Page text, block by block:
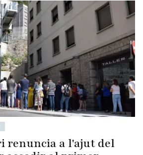
renuncia a l'ajut del